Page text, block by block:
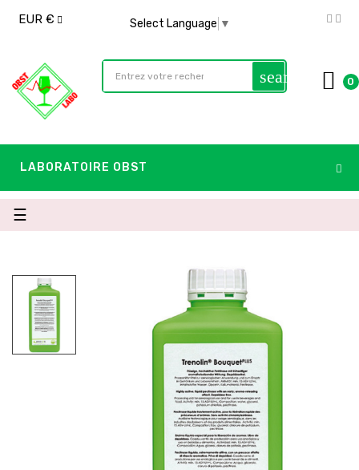
EUR € Select Language ▼
search 0
LABORATOIRE OBST
Basculer
la
☰